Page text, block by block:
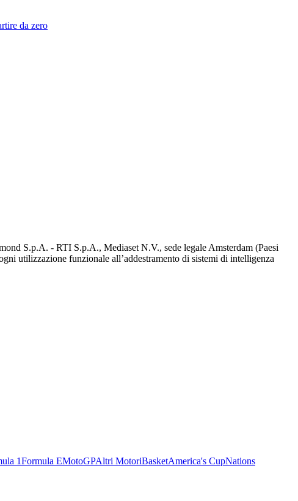
da zero
S.p.A. - RTI S.p.A., Mediaset N.V., sede legale Amsterdam (Paesi
utilizzazione funzionale all’addestramento di sistemi di intelligenza
1Formula EMotoGPAltri MotoriBasketAmerica's CupNations